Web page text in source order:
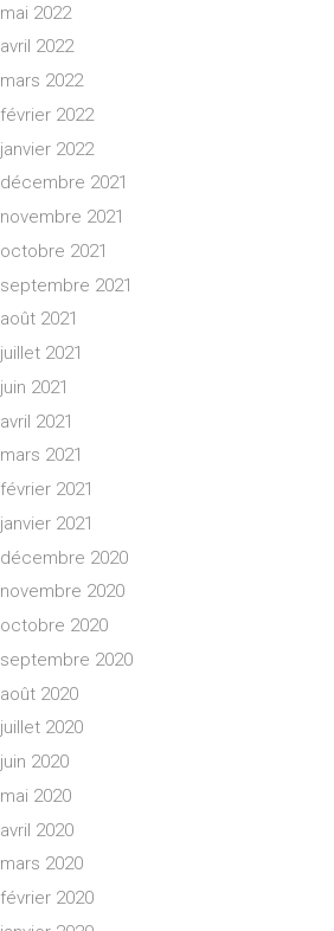
mai 2022
avril 2022
mars 2022
février 2022
janvier 2022
décembre 2021
novembre 2021
octobre 2021
septembre 2021
août 2021
juillet 2021
juin 2021
avril 2021
mars 2021
février 2021
janvier 2021
décembre 2020
novembre 2020
octobre 2020
septembre 2020
août 2020
juillet 2020
juin 2020
mai 2020
avril 2020
mars 2020
février 2020